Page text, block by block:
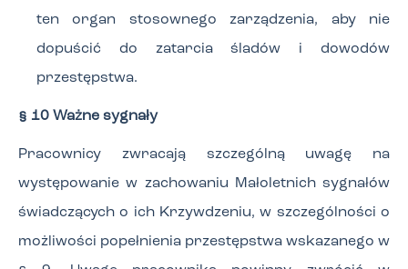
ten organ stosownego zarządzenia, aby nie
dopuścić do zatarcia śladów i dowodów
przestępstwa.
§ 10 Ważne sygnały
Pracownicy zwracają szczególną uwagę na
występowanie w zachowaniu Małoletnich sygnałów
świadczących o ich Krzywdzeniu, w szczególności o
możliwości popełnienia przestępstwa wskazanego w